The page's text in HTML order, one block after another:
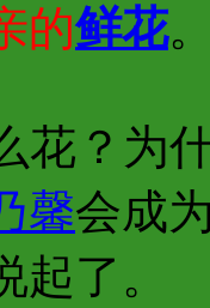
的鲜花
花？为
馨会成
了。